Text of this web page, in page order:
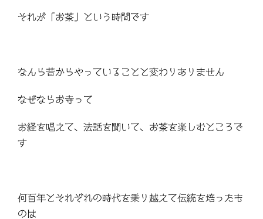
それが「お茶」という時間です
なんら昔からやっていることと変わりありません
なぜならお寺って
お経を唱えて、法話を聞いて、お茶を楽しむところで
す
何百年とそれぞれの時代を乗り越えて伝統を培ったも
のは